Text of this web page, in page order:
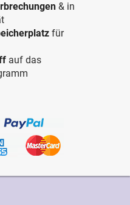
& in
für
auf das